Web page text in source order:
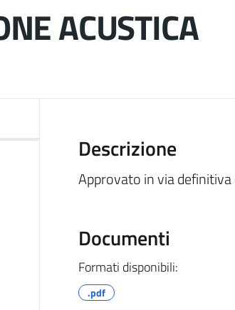
ACUSTICA
Descrizione
Approvato in via
Documenti
Formati disponibili:
.pdf